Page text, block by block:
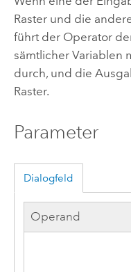
Raster und die
führt der Operator
sämtlicher Variablen
durch, und die
Raster.
Parameter
Dialogfeld
Operand